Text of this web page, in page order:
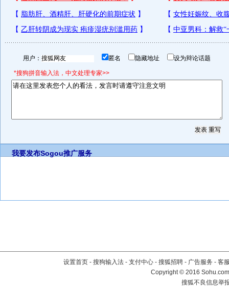
用户： 匿名 隐藏地址 设为辩论话题
*搜狗拼音输入法，中文处理专家>>
我要发布Sogou推广服务
设置首页 - 搜狗输入法 - 支付中心 - 搜狐招聘 - 广告服务 - 客
Copyright©2016
搜狐不良信息举